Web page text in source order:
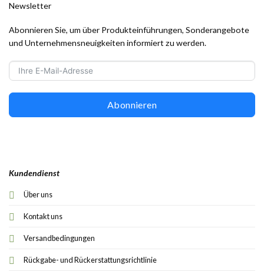
Kundendienst
Über uns
Kontakt uns
Versandbedingungen
Rückgabe- und Rückerstattungsrichtlinie
Newsletter
Abonnieren Sie, um über Produkteinführungen, Sonderangebote
und Unternehmensneuigkeiten informiert zu werden.
Abonnieren